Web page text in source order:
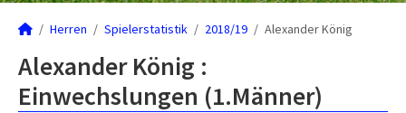
Herren Spielerstatistik 2018/19 Alexander König
Alexander König :
Einwechslungen (1.Männer)